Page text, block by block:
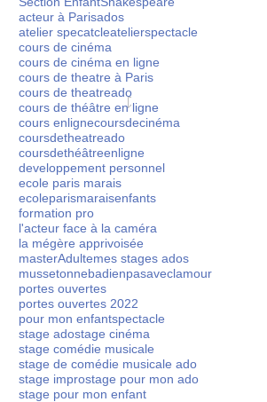
Théâtre ado en
Stage
Théâtre de l'Ecole
stages pour
offertes) 🎬
un cadeau qui
? 🎁(Pour les
2025... un stage
Paris Marais... Il
acteur à Parisados
atelier specatcleatelierspectacle
cours de cinéma
cours de cinéma en ligne
cours de theatre à Paris
cours de theatreado
cours de théâtre en ligne
cours enlignecoursdecinéma
coursdetheatreado
coursdethéâtreenligne
developpement personnel
ecole paris marais
ecoleparismaraisenfants
formation pro
l'acteur face à la caméra
la mégère apprivoisée
masterAdultemes stages ados
mussetonnebadienpasaveclamour
portes ouvertes
portes ouvertes 2022
pour mon enfantspectacle
stage adostage cinéma
stage comédie musicale
stage de comédie musicale ado
stage improstage pour mon ado
stage pour mon enfant